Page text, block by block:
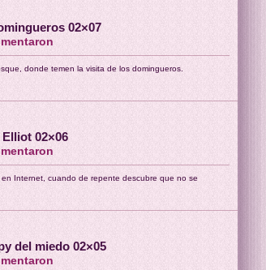
02×07
donde temen la visita de los domingueros.
02×06
Internet, cuando de repente descubre que no se
del miedo 02×05